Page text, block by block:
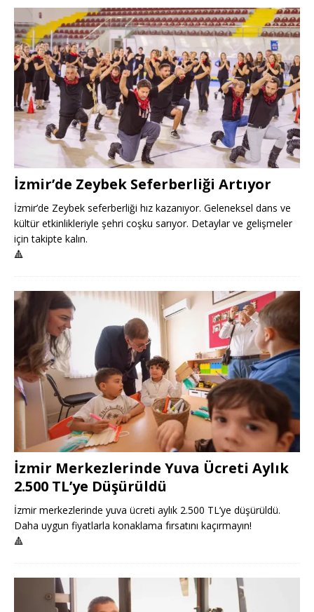
İzmir’de Zeybek Seferberliği Artıyor
İzmir’de Zeybek seferberliği hız kazanıyor. Geleneksel dans ve
kültür etkinlikleriyle şehri coşku sarıyor. Detaylar ve gelişmeler
için takipte kalın.
🔺
İzmir Merkezlerinde Yuva Ücreti Aylık
2.500 TL’ye Düşürüldü
İzmir merkezlerinde yuva ücreti aylık 2.500 TL’ye düşürüldü.
Daha uygun fiyatlarla konaklama fırsatını kaçırmayın!
🔺